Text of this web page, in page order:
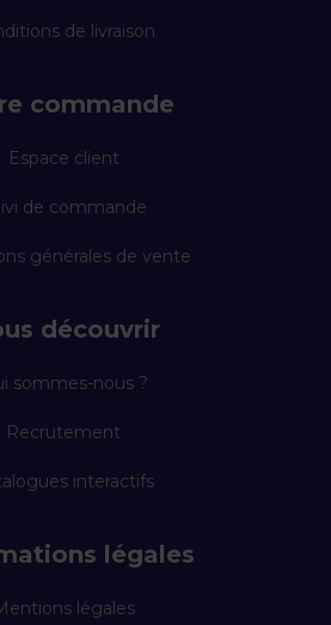
de livraison
commande
Espace client
de commande
générales de vente
découvrir
sommes-nous ?
Recrutement
interactifs
légales
légales